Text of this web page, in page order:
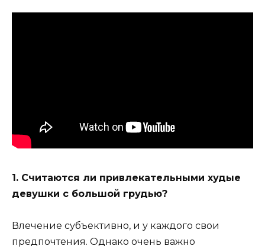
1. Считаются ли привлекательными худые
девушки с большой грудью?
Влечение субъективно, и у каждого свои
предпочтения. Однако очень важно